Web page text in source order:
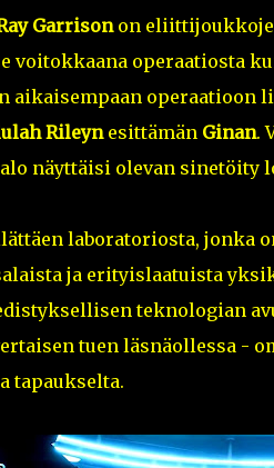
Garrisonon
voitokkaana operaatiosta
aikaisempaan
Rileynesittämän Ginan.
näyttäisi olevan sinetöity
laboratoriosta, jonka
ja erityislaatuista
teknologian
tuen läsnäollessa -
tapaukselta.